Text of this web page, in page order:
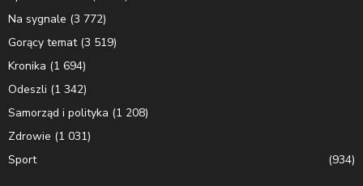
Na sygnale (3 772)
Gorący temat(3 519)
Kronika (1 694)
Odeszli (1 342)
Samorząd i polityka (1 208)
Zdrowie (1 031)
Sport
(934)